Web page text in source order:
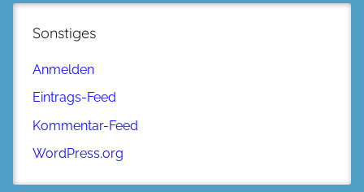
Sonstiges
Anmelden
Eintrags-Feed
Kommentar-Feed
WordPress.org